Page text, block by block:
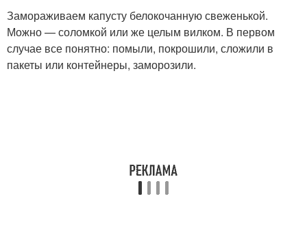
Замораживаем капусту белокочанную свеженькой.
Можно — соломкой или же целым вилком. В первом
случае все понятно: помыли, покрошили, сложили в
пакеты или контейнеры, заморозили.